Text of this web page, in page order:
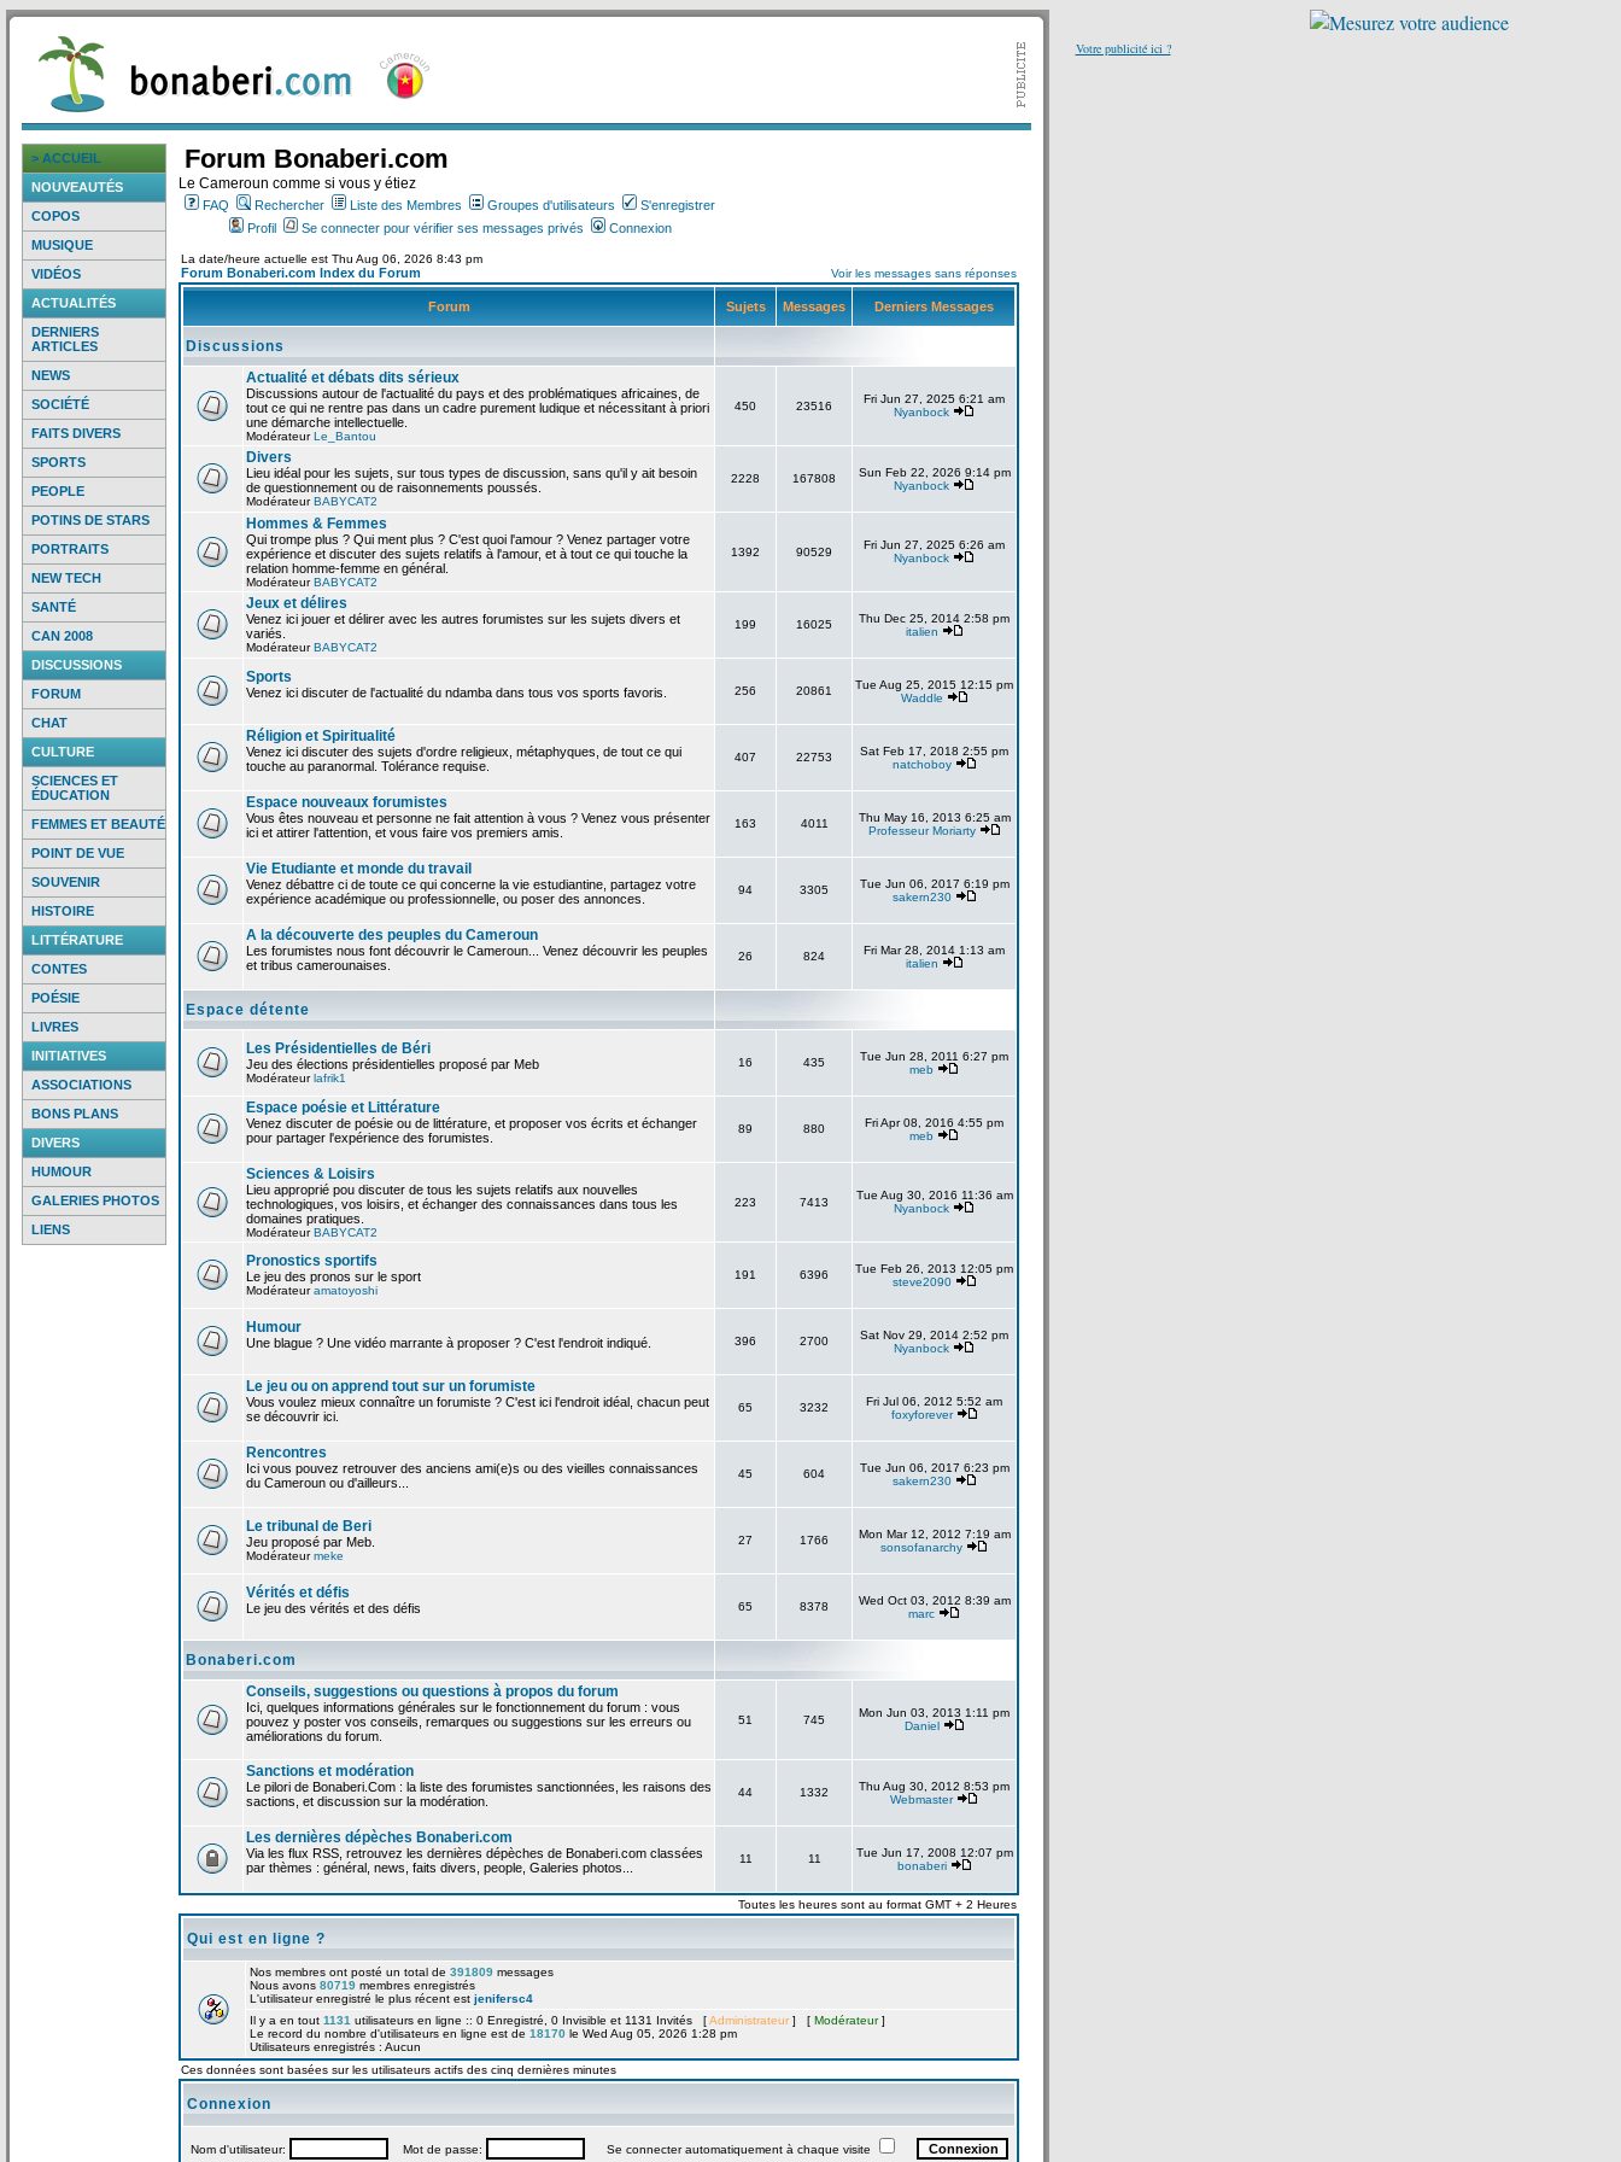
> ACCUEIL
NOUVEAUTÉS
COPOS
MUSIQUE
VIDÉOS
ACTUALITÉS
DERNIERS
ARTICLES
NEWS
SOCIÉTÉ
FAITS DIVERS
SPORTS
PEOPLE
POTINS DE STARS
PORTRAITS
NEW TECH
SANTÉ
CAN 2008
DISCUSSIONS
FORUM
CHAT
CULTURE
SCIENCES ET
ÉDUCATION
FEMMES ET BEAUTÉ
POINT DE VUE
SOUVENIR
HISTOIRE
LITTÉRATURE
CONTES
POÉSIE
LIVRES
INITIATIVES
ASSOCIATIONS
BONS PLANS
DIVERS
HUMOUR
GALERIES PHOTOS
LIENS
Forum Bonaberi.com
Le Cameroun comme si vous y étiez
FAQ Rechercher Liste des Membres Groupes d'utilisateurs
S'enregistrer
Profil
Se connecter pour vérifier ses messages privés Connexion
La date/heure actuelle est Thu Aug 06, 2026 8:43 pm
Forum Bonaberi.com Index du Forum Voir les messages sans réponses
Forum Sujets Messages Derniers Messages
Discussions
Actualité et débats dits sérieux
Discussions autour de l'actualité du pays et des problématiques africaines, de
tout ce qui ne rentre pas dans un cadre purement ludique et nécessitant à priori
une démarche intellectuelle.
ModérateurLe_Bantou
450 23516
Fri Jun 27, 2025 6:21 am
Nyanbock
Divers
Lieu idéal pour les sujets, sur tous types de discussion, sans qu'il y ait besoin
de questionnement ou de raisonnements poussés.
ModérateurBABYCAT2
2228 167808
Sun Feb 22, 2026 9:14 pm
Nyanbock
Hommes & Femmes
Qui trompe plus ? Qui ment plus ? C'est quoi l'amour ? Venez partager votre
expérience et discuter des sujets relatifs à l'amour, et à tout ce qui touche la
relation homme-femme en général.
ModérateurBABYCAT2
1392 90529
Fri Jun 27, 2025 6:26 am
Nyanbock
Jeux et délires
Venez ici jouer et délirer avec les autres forumistes sur les sujets divers et
variés.
ModérateurBABYCAT2
199 16025
Thu Dec 25, 2014 2:58 pm
italien
Sports
Venez ici discuter de l'actualité du ndamba dans tous vos sports favoris. 256 20861
Tue Aug 25, 2015 12:15 pm
Waddle
Réligion et Spiritualité
Venez ici discuter des sujets d'ordre religieux, métaphyques, de tout ce qui
touche au paranormal. Tolérance requise.
407 22753
Sat Feb 17, 2018 2:55 pm
natchoboy
Espace nouveaux forumistes
Vous êtes nouveau et personne ne fait attention à vous ? Venez vous présenter
ici et attirer l'attention, et vous faire vos premiers amis.
163 4011
Thu May 16, 2013 6:25 am
Professeur Moriarty
Vie Etudiante et monde du travail
Venez débattre ci de toute ce qui concerne la vie estudiantine, partagez votre
expérience académique ou professionnelle, ou poser des annonces.
94 3305
Tue Jun 06, 2017 6:19 pm
sakern230
A la découverte des peuples du Cameroun
Les forumistes nous font découvrir le Cameroun... Venez découvrir les peuples
et tribus camerounaises.
26 824
Fri Mar 28, 2014 1:13 am
italien
Espace détente
Les Présidentielles de Béri
Jeu des élections présidentielles proposé par Meb
Modérateurlafrik1
16 435
Tue Jun 28, 2011 6:27 pm
meb
Espace poésie et Littérature
Venez discuter de poésie ou de littérature, et proposer vos écrits et échanger
pour partager l'expérience des forumistes.
89 880
Fri Apr 08, 2016 4:55 pm
meb
Sciences & Loisirs
Lieu approprié pou discuter de tous les sujets relatifs aux nouvelles
technologiques, vos loisirs, et échanger des connaissances dans tous les
domaines pratiques.
ModérateurBABYCAT2
223 7413
Tue Aug 30, 2016 11:36 am
Nyanbock
Pronostics sportifs
Le jeu des pronos sur le sport
Modérateuramatoyoshi
191 6396
Tue Feb 26, 2013 12:05 pm
steve2090
Humour
Une blague ? Une vidéo marrante à proposer ? C'est l'endroit indiqué. 396 2700
Sat Nov 29, 2014 2:52 pm
Nyanbock
Le jeu ou on apprend tout sur un forumiste
Vous voulez mieux connaître un forumiste ? C'est ici l'endroit idéal, chacun peut
se découvrir ici.
65 3232
Fri Jul 06, 2012 5:52 am
foxyforever
Rencontres
Ici vous pouvez retrouver des anciens ami(e)s ou des vieilles connaissances
du Cameroun ou d'ailleurs...
45 604
Tue Jun 06, 2017 6:23 pm
sakern230
Le tribunal de Beri
Jeu proposé par Meb.
Modérateurmeke
27 1766
Mon Mar 12, 2012 7:19 am
sonsofanarchy
Vérités et défis
Le jeu des vérités et des défis 65 8378
Wed Oct 03, 2012 8:39 am
marc
Bonaberi.com
Conseils, suggestions ou questions à propos du forum
Ici, quelques informations générales sur le fonctionnement du forum : vous
pouvez y poster vos conseils, remarques ou suggestions sur les erreurs ou
améliorations du forum.
51 745
Mon Jun 03, 2013 1:11 pm
Daniel
Sanctions et modération
Le pilori de Bonaberi.Com : la liste des forumistes sanctionnées, les raisons des
sactions, et discussion sur la modération.
44 1332
Thu Aug 30, 2012 8:53 pm
Webmaster
Les dernières dépèches Bonaberi.com
Via les flux RSS, retrouvez les dernières dépèches de Bonaberi.com classées
par thèmes : général, news, faits divers, people, Galeries photos...
11 11
Tue Jun 17, 2008 12:07 pm
bonaberi
Toutes les heures sont au format GMT + 2 Heures
Qui est en ligne ?
Nos membres ont posté un total de 391809 messages
Nous avons 80719 membres enregistrés
L'utilisateur enregistré le plus récent est jenifersc4
Il y a en tout 1131 utilisateurs en ligne :: 0 Enregistré, 0 Invisible et 1131 Invités [Administrateur ] [ Modérateur]
Le record du nombre d'utilisateurs en ligne est de 18170 le Wed Aug 05, 2026 1:28 pm
Utilisateurs enregistrés : Aucun
Ces données sont basées sur les utilisateurs actifs des cinq dernières minutes
Connexion
Nom d'utilisateur: Mot de passe: Se connecter automatiquement à chaque visite
Votre publicité ici ?